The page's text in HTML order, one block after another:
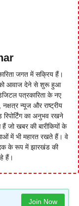
जगत में सक्रिय हैं।
आवाज देने से शुरू हुआ
पत्रकारिता के नए
न्यूज और राष्ट्रीय
का अनुभव रखने
जो खबर की बारीकियों के
में भी महारत रखते हैं। वे
के रूप में झारखंड की
हैं।
Join Now